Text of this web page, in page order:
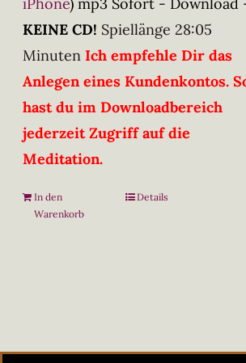
KEINE CD! Spiellänge 28:05
Minuten Ich empfehle Dir das
Anlegen eines Kundenkontos.
hast du im Downloadbereich
jederzeit Zugriff auf die
Meditation.
In den
Warenkorb
Details